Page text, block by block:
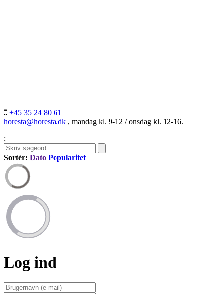
+45 35 24 80 61
horesta@horesta.dk , mandag kl. 9-12 / onsdag kl. 12-16.
;
Sortér: Dato Popularitet
Log ind